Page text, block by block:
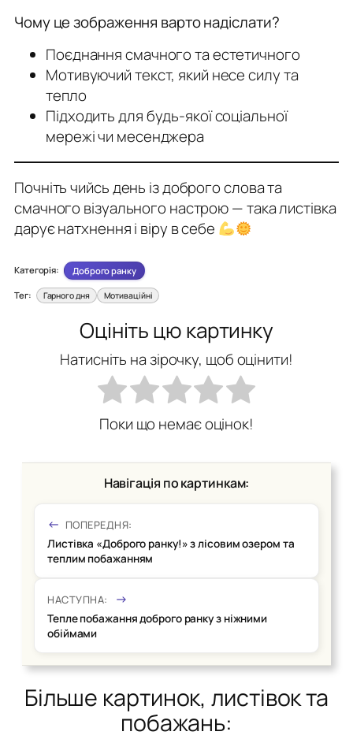
Чому це зображення варто надіслати?
Поєднання смачного та естетичного
Мотивуючий текст, який несе силу та
тепло
Підходить для будь-якої соціальної
мережі чи месенджера
Почніть чийсь день із доброго слова та
смачного візуального настрою — така листівка
дарує натхнення і віру в себе
Категорія: Доброго ранку
Тег: Гарного дня Мотиваційні
Оцініть цю картинку
Натисніть на зірочку, щоб оцінити!
Поки що немає оцінок!
Навігація по картинкам:
ПОПЕРЕДНЯ:
Листівка «Доброго ранку!» з лісовим озером та
теплим побажанням
НАСТУПНА:
Тепле побажання доброго ранку з ніжними
обіймами
Більше картинок, листівок та
побажань: